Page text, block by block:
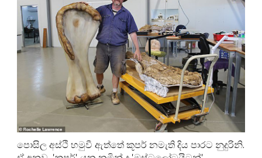
පොසිල අස්ථි හමුවී ඇත්තේ කූපර් නමැති දිය පාරට නුදුරිනි.